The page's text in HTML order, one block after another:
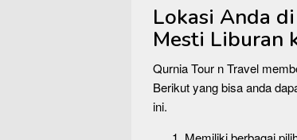
Lokasi Anda
Mesti Liburan
Qurnia Tour n Travel
Berikut yang bisa anda
ini.